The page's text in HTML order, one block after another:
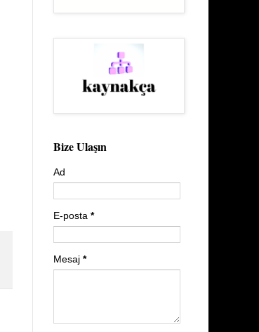
Bize Ulaşın
Ad
E-posta *
Mesaj *